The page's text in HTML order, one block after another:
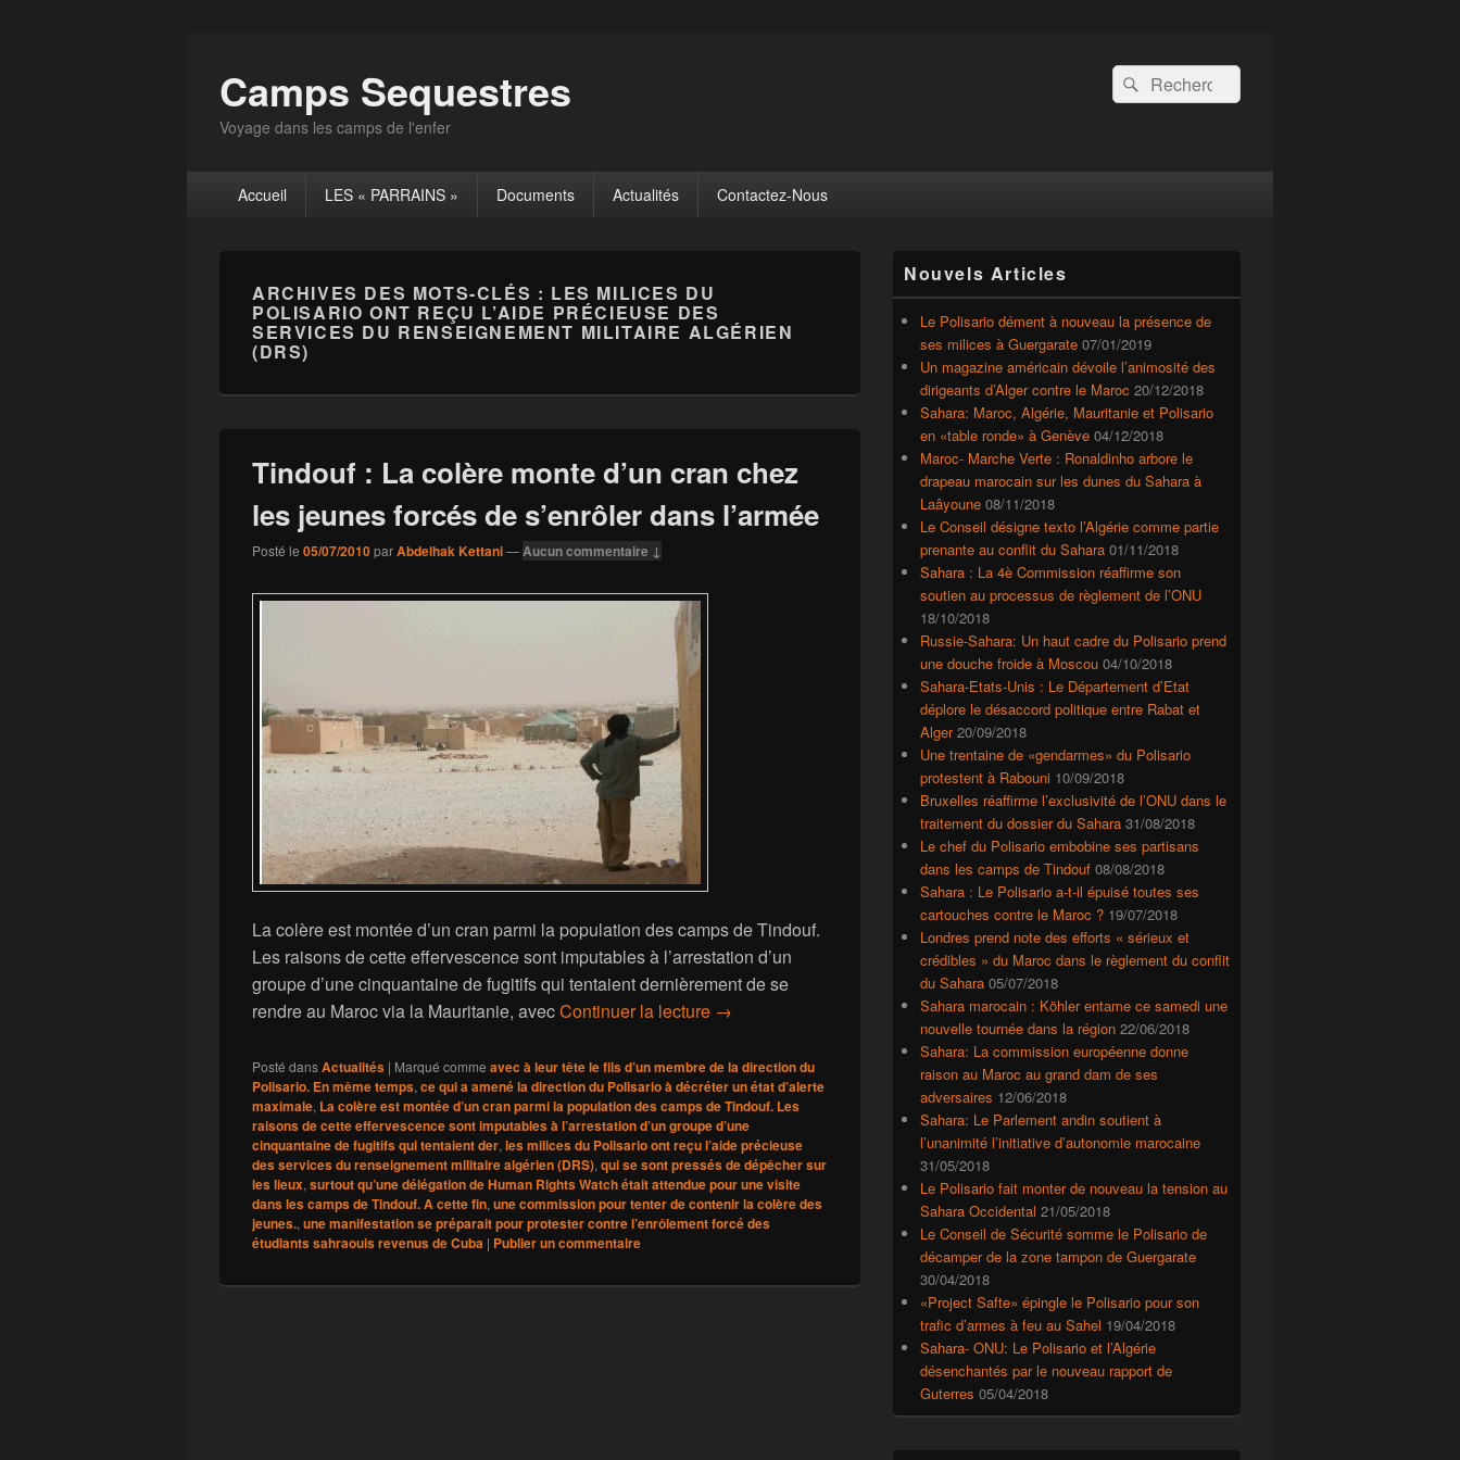
Camps Sequestres
Voyage dans les camps de l'enfer
Recherche :
Rechercher
principalAccueil LES « PARRAINS » Documents Actualités Contactez-Nous
ARCHIVES DES MOTS-CLÉS : LES MILICES DU
POLISARIO ONT REÇU L’AIDE PRÉCIEUSE DES
SERVICES DU RENSEIGNEMENT MILITAIRE ALGÉRIEN
(DRS)
Tindouf : La colère monte d’un cran chez
les jeunes forcés de s’enrôler dans l’armée
Posté le 05/07/2010parAbdelhak Kettani—Aucun commentaire ↓
La colère est montée d’un cran parmi la population des camps de Tindouf.
Les raisons de cette effervescence sont imputables à l’arrestation d’un
groupe d’une cinquantaine de fugitifs qui tentaient dernièrement de se
rendre au Maroc via la Mauritanie, avecContinuer la lecture Tindouf : La colère monte d’un cran chez les jeunes forcés de s’enrôler dans l’armée
→
Posté dansActualités | Marqué comme avec à leur tête le fils d’un membre de la direction du
Polisario. En même temps, ce qui a amené la direction du Polisario à décréter un état d’alerte
maximale, La colère est montée d’un cran parmi la population des camps de Tindouf. Les
raisons de cette effervescence sont imputables à l’arrestation d’un groupe d’une
cinquantaine de fugitifs qui tentaient der, les milices du Polisario ont reçu l’aide précieuse
des services du renseignement militaire algérien (DRS), qui se sont pressés de dépêcher sur
les lieux, surtout qu’une délégation de Human Rights Watch était attendue pour une visite
dans les camps de Tindouf. A cette fin, une commission pour tenter de contenir la colère des
jeunes., une manifestation se préparait pour protester contre l’enrôlement forcé des
étudiants sahraouis revenus de Cuba | Publier un commentaire
principale
de
widget
barre
latérale
Nouvels Articles
Le Polisario dément à nouveau la présence de
ses milices à Guergarate 07/01/2019
Un magazine américain dévoile l’animosité des
dirigeants d’Alger contre le Maroc 20/12/2018
Sahara: Maroc, Algérie, Mauritanie et Polisario
en «table ronde» à Genève 04/12/2018
Maroc- Marche Verte : Ronaldinho arbore le
drapeau marocain sur les dunes du Sahara à
Laâyoune 08/11/2018
Le Conseil désigne texto l’Algérie comme partie
prenante au conflit du Sahara 01/11/2018
Sahara : La 4è Commission réaffirme son
soutien au processus de règlement de l’ONU
18/10/2018
Russie-Sahara: Un haut cadre du Polisario prend
une douche froide à Moscou 04/10/2018
Sahara-Etats-Unis : Le Département d’Etat
déplore le désaccord politique entre Rabat et
Alger 20/09/2018
Une trentaine de «gendarmes» du Polisario
protestent à Rabouni 10/09/2018
Bruxelles réaffirme l’exclusivité de l’ONU dans le
traitement du dossier du Sahara 31/08/2018
Le chef du Polisario embobine ses partisans
dans les camps de Tindouf 08/08/2018
Sahara : Le Polisario a-t-il épuisé toutes ses
cartouches contre le Maroc ? 19/07/2018
Londres prend note des efforts « sérieux et
crédibles » du Maroc dans le règlement du conflit
du Sahara 05/07/2018
Sahara marocain : Köhler entame ce samedi une
nouvelle tournée dans la région 22/06/2018
Sahara: La commission européenne donne
raison au Maroc au grand dam de ses
adversaires 12/06/2018
Sahara: Le Parlement andin soutient à
l’unanimité l’initiative d’autonomie marocaine
31/05/2018
Le Polisario fait monter de nouveau la tension au
Sahara Occidental 21/05/2018
Le Conseil de Sécurité somme le Polisario de
décamper de la zone tampon de Guergarate
30/04/2018
«Project Safte» épingle le Polisario pour son
trafic d’armes à feu au Sahel 19/04/2018
Sahara- ONU: Le Polisario et l’Algérie
désenchantés par le nouveau rapport de
Guterres 05/04/2018